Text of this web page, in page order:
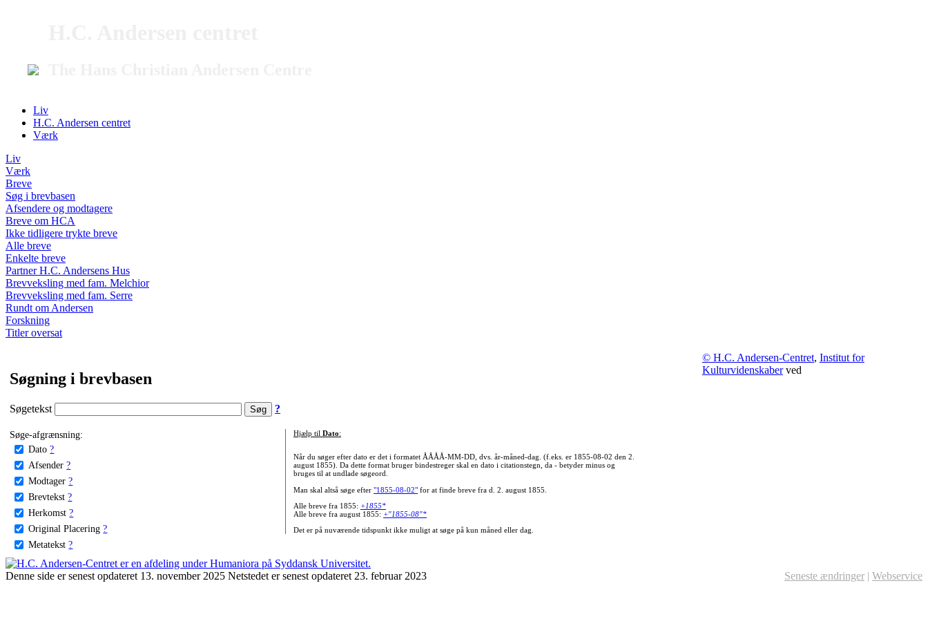
Liv
H.C. Andersen centret
Værk
Liv
Værk
Breve
Søg i brevbasen
Afsendere og modtagere
Breve om HCA
Ikke tidligere trykte breve
Alle breve
Enkelte breve
Partner H.C. Andersens Hus
Brevveksling med fam. Melchior
Brevveksling med fam. Serre
Rundt om Andersen
Forskning
Titler oversat
Søgning i brevbasen
Søgetekst ?
Søge-afgrænsning:
Dato ?
Afsender ?
Modtager ?
Brevtekst ?
Herkomst ?
Original Placering ?
Metatekst ?
Hjælp til Dato:
Når du søger efter dato er det i formatet ÅÅÅÅ-MM-DD, dvs. år-måned-dag. (f.eks. er 1855-08-02 den 2.
august 1855). Da dette format bruger bindestreger skal en dato i citationstegn, da - betyder minus og
bruges til at undlade søgeord.
Man skal altså søge efter "1855-08-02"for at finde breve fra d. 2. august 1855.
Alle breve fra 1855: +1855*
Alle breve fra august 1855: +"1855-08"*
Det er på nuværende tidspunkt ikke muligt at søge på kun måned eller dag.
© H.C. Andersen-Centret, Institut for
Kulturvidenskaberved
Denne side er senest opdateret 13. november 2025 Netstedet er senest opdateret 23. februar 2023 Seneste ændringer | Webservice